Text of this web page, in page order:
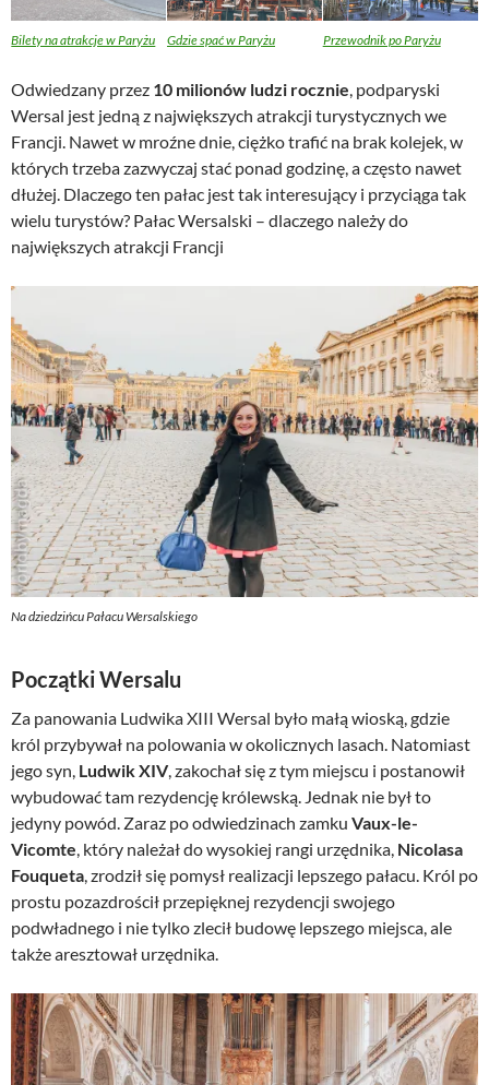
Bilety na atrakcje w Paryżu Gdzie spać w Paryżu Przewodnik po Paryżu
Odwiedzany przez 10 milionów ludzi rocznie , podparyski
Wersal jest jedną z największych atrakcji turystycznych we
Francji. Nawet w mroźne dnie, ciężko trafić na brak kolejek, w
których trzeba zazwyczaj stać ponad godzinę, a często nawet
dłużej. Dlaczego ten pałac jest tak interesujący i przyciąga tak
wielu turystów? Pałac Wersalski – dlaczego należy do
największych atrakcji Francji
Na dziedzińcu Pałacu Wersalskiego
Początki Wersalu
Za panowania Ludwika XIII Wersal było małą wioską, gdzie
król przybywał na polowania w okolicznych lasach. Natomiast
jego syn, Ludwik XIV, zakochał się z tym miejscu i postanowił
wybudować tam rezydencję królewską. Jednak nie był to
jedyny powód. Zaraz po odwiedzinach zamku Vaux-le-
Vicomte , który należał do wysokiej rangi urzędnika, Nicolasa
Fouqueta , zrodził się pomysł realizacji lepszego pałacu. Król po
prostu pozazdrościł przepięknej rezydencji swojego
podwładnego i nie tylko zlecił budowę lepszego miejsca, ale
także aresztował urzędnika.